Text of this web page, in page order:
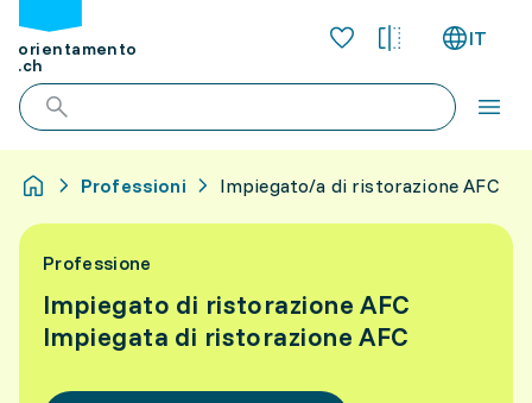
orientamento
.ch
IT
Professioni Impiegato/a di ristorazione AFC
Professione
Impiegato di ristorazione AFC
Impiegata di ristorazione AFC